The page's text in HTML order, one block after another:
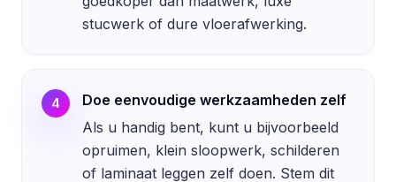
stucwerk of dure vloerafwerking.
4
Doe eenvoudige werkzaamheden zelf
Als u handig bent, kunt u bijvoorbeeld
opruimen, klein sloopwerk, schilderen
of laminaat leggen zelf doen. Stem dit